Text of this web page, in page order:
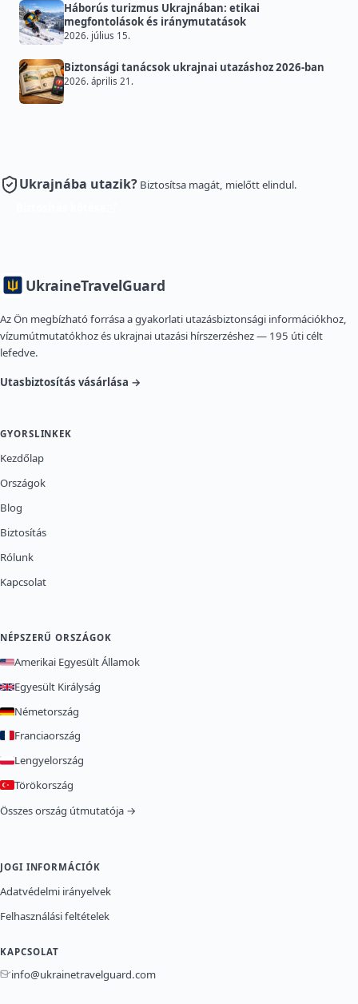
Háborús turizmus Ukrajnában: etikai
megfontolások és iránymutatások
2026. július 15.
Biztonsági tanácsok ukrajnai utazáshoz 2026-ban
2026. április 21.
Ukrajnába utazik? Biztosítsa magát, mielőtt elindul.
UkraineTravelGuard
Az Ön megbízható forrása a gyakorlati utazásbiztonsági információkhoz,
vízumútmutatókhoz és ukrajnai utazási hírszerzéshez — 195 úti célt
lefedve.
Utasbiztosítás vásárlása →
GYORSLINKEK
Kezdőlap
Országok
Blog
Biztosítás
Rólunk
Kapcsolat
NÉPSZERŰ ORSZÁGOK
Amerikai Egyesült Államok
Egyesült Királyság
Németország
Franciaország
Lengyelország
Törökország
Összes ország útmutatója →
JOGI INFORMÁCIÓK
Adatvédelmi irányelvek
Felhasználási feltételek
KAPCSOLAT
info@ukrainetravelguard.com